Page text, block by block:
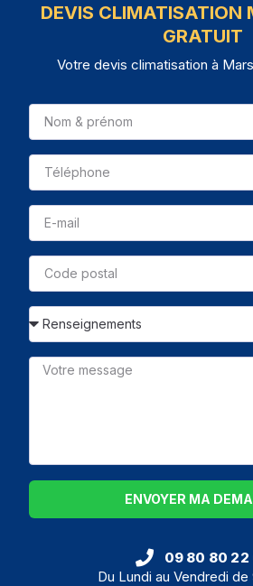
DEVIS CLIMATISATION
GRATUIT
Votre devis climatisation à
ENVOYER MA
09 80 80 22
Du Lundi au Vendredi de